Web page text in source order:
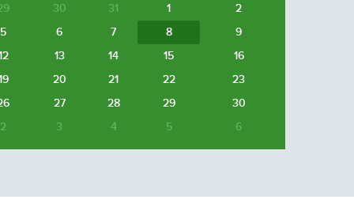
30 31 1
2
5
6 7 8
9
13 14 15
16
20 21 22
23
27 28 29
30
2
3 4 5 6